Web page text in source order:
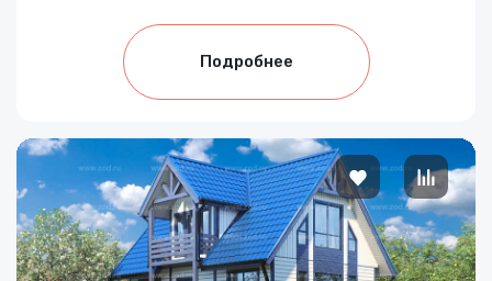
Подробнее